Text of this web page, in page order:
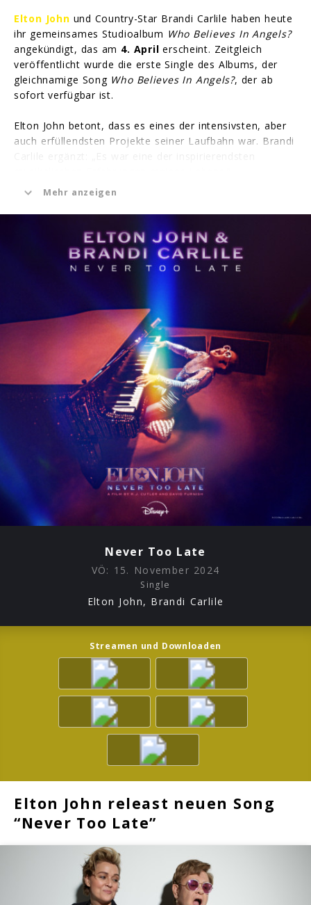
Elton John und Country-Star Brandi Carlile haben heute
ihr gemeinsames Studioalbum Who Believes In Angels?
angekündigt, das am 4. April erscheint. Zeitgleich
veröffentlicht wurde die erste Single des Albums, der
gleichnamige Song Who Believes In Angels?, der ab
sofort verfügbar ist.
Elton John betont, dass es eines der intensivsten, aber
auch erfüllendsten Projekte seiner Laufbahn war. Brandi
Oscar-nominierten TrackNever Too Late, der speziell
für den gleichnamigen Disney±Dokumentarfilm
komponiert wurde.
Hier geht es zum offiziellen Video:
Mehr anzeigen
Never Too Late
VÖ: 15. November 2024
Single
Elton John, Brandi Carlile
Streamen und Downloaden
Elton John releast neuen Song
“Never Too Late”